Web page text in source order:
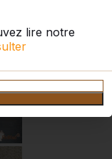
lire notre